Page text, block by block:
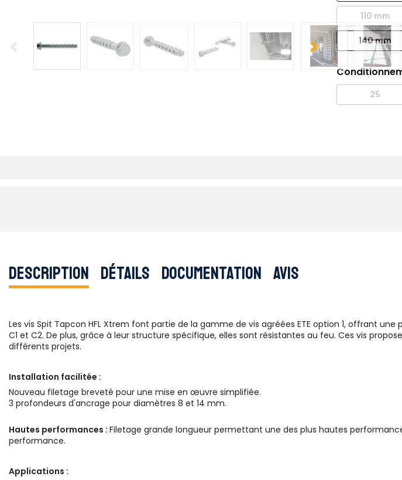
110 mm
140 mm
25
Description Détails Documentation Avis
Les vis Spit Tapcon HFL Xtrem font partie de la gamme de vis agréées ETE option 1, offrant
C1 et C2. De plus, grâce à leur structure spécifique, elles sont résistantes au feu. Ces vis
différents projets.
Installation facilitée :
Nouveau filetage breveté pour une mise en œuvre simplifiée.
3 profondeurs d'ancrage pour diamètres 8 et 14 mm.
Hautes performances : Filetage grande longueur permettant une des plus hautes
performance.
Applications :